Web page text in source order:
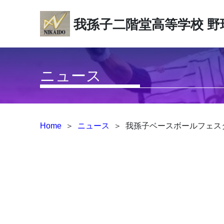
我孫子二階堂高等学校 野
ニュース
Home ＞ ニュース ＞ 我孫子ベースボールフェス